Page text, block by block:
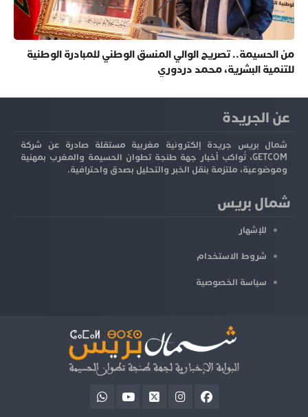
من الحسيمة.. تصريح الوالي المنسق الوطني للمبادرة الوطنية
للتنمية البشرية، محمد دردوري
عن الجريدة
شمال بريس جريدة إلكترونية مغربية مستقلة صادرة عن شركة
GETCOM، تُواكب أخبار جهة طنجة تطوان الحسيمة والمغرب بمهنية
وموضوعية، ملتزمة بنقل الخبر والتحليل بصدق واحترافية.
شمال بريس
للإشهار
شروط الاستخدام
سياسة الخصوصية